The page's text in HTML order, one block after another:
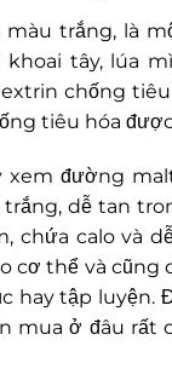
trắng, là
tây, lúa
chống tiêu
tiêu hóa
đường
dễ tan
chứa calo và
thể và cũng
hay tập
ở đâu rất